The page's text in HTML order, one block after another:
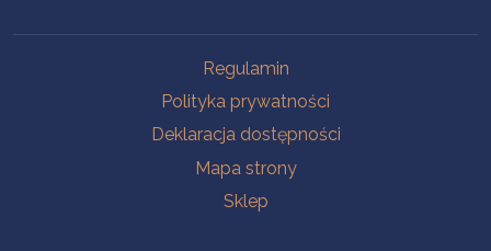
Regulamin
Polityka prywatności
Deklaracja dostępności
Mapa strony
Sklep